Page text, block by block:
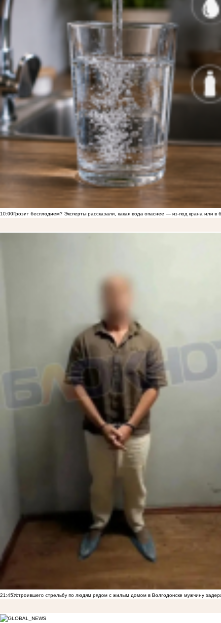
10:00Грозит бесплодием? Эксперты рассказали, какая вода опаснее — из-под крана или в
21:45Устроившего стрельбу по людям рядом с жилым домом в Волгодонске мужчину